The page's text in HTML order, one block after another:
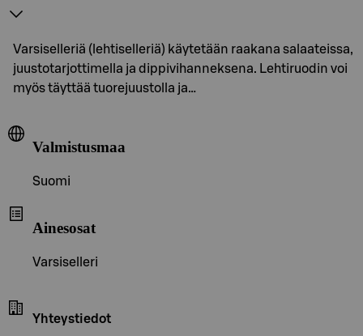
Varsiselleriä (lehtiselleriä) käytetään raakana salaateissa,
juustotarjottimella ja dippivihanneksena. Lehtiruodin voi
myös täyttää tuorejuustolla ja…
Valmistusmaa
Suomi
Ainesosat
Varsiselleri
Yhteystiedot